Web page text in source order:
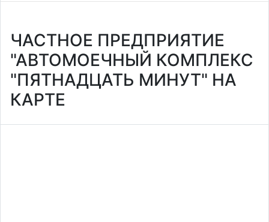
ЧАСТНОЕ ПРЕДПРИЯТИЕ
"АВТОМОЕЧНЫЙ КОМПЛЕКС
"ПЯТНАДЦАТЬ МИНУТ" НА
КАРТЕ